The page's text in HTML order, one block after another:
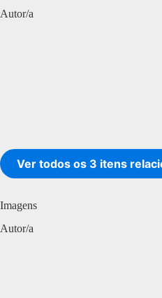
Autor/a
Ver todos os 3 itens
Imagens
Autor/a